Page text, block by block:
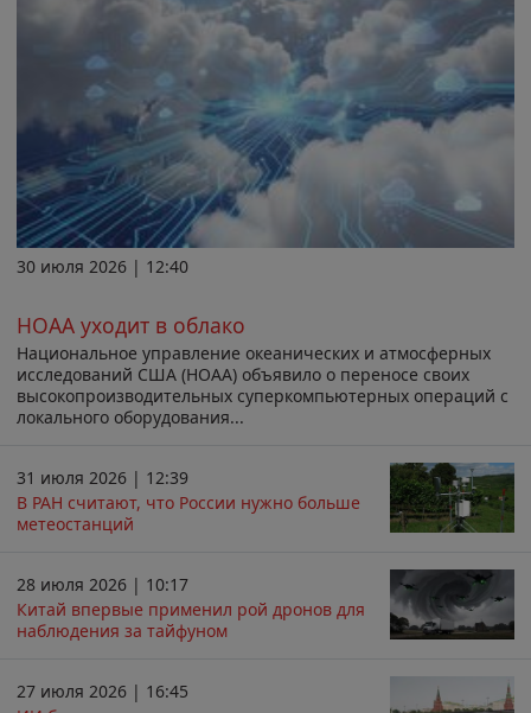
30 июля 2026 | 12:40
НОАА уходит в облако
Национальное управление океанических и атмосферных
исследований США (НОАА) объявило о переносе своих
высокопроизводительных суперкомпьютерных операций с
локального оборудования...
31 июля 2026 | 12:39
В РАН считают, что России нужно больше
метеостанций
28 июля 2026 | 10:17
Китай впервые применил рой дронов для
наблюдения за тайфуном
27 июля 2026 | 16:45